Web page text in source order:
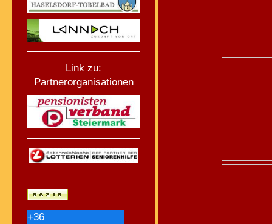
Link zu:
Partnerorganisationen
+36